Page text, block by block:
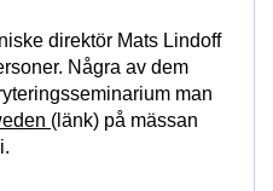
direktör Mats Lindoff
Några av dem
man
(länk) på mässan